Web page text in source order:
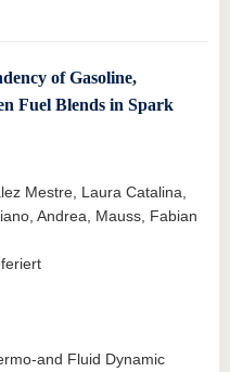
of Gasoline,
Fuel Blends in Spark
Mestre, Laura Catalina,
Andrea, Mauss, Fabian
and Fluid Dynamic